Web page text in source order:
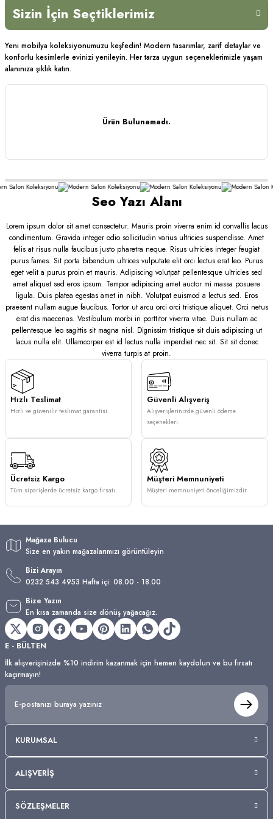
01
02
03
04
Sizin İçin Seçtiklerimiz
Popüler Ürünler
Yeni mobilya koleksiyonumuzu keşfedin! Modern tasarımlar, zarif detaylar ve
konforlu kesimlerle evinizi yenileyin. Her tarza uygun seçeneklerimizle yaşam
alanınıza şıklık katın.
Ürün Bulunamadı.
ve
bir
getiren
Salon
Koleksiyonu
Konforu ve
şıklığı bir
araya getiren
oturma
yaşam alanınızı
Koleksiyonu
Salon
Koleksiyonu
Konforu ve
şıklığı bir
oturma
yaşam alanınızı
yeniden
Koleksiyonu
Salon
Konforu
şıklığı bir
oturma
Koleksiyonu
Seo Yazı Alanı
Lorem ipsum dolor sit amet consectetur. Mauris proin viverra enim id convallis lacus
condimentum. Gravida integer odio sollicitudin varius ultricies suspendisse. Amet
felis at risus nulla faucibus justo pharetra neque. Risus ultricies integer feugiat
purus fames. Sit porta bibendum ultrices vulputate elit orci lectus erat leo. Purus
eget velit a purus proin et mauris. Adipiscing volutpat pellentesque ultricies sed
amet aliquet sed eros ipsum. Tempor adipiscing amet auctor mi massa posuere
ligula. Duis platea egestas amet in nibh. Volutpat euismod a lectus sed. Eros
praesent nullam augue faucibus. Tortor ut arcu orci orci tristique aliquet. Orci netus
erat dis maecenas. Vestibulum morbi in porttitor viverra vitae. Duis nullam ac
pellentesque leo sagittis sit magna nisl. Dignissim tristique sit duis adipiscing ut
lacus nulla elit. Ullamcorper est id lectus nulla imperdiet nec sit. Sit sit donec
viverra turpis at proin.
Hızlı Teslimat
Hızlı ve güvenilir teslimat garantisi.
Güvenli Alışveriş
Alışverişlerinizde güvenli ödeme
seçenekleri.
Ücretsiz Kargo
Tüm siparişlerde ücretsiz kargo fırsatı.
Müşteri Memnuniyeti
Müşteri memnuniyeti önceliğimizdir.
Mağaza Bulucu
Size en yakın mağazalarımızı görüntüleyin
Bizi Arayın
0232 543 4953 Hafta içi: 08.00 - 18.00
Bize Yazın
En kısa zamanda size dönüş yağacağız.
KURUMSAL
ALIŞVERİŞ
SÖZLEŞMELER
E - BÜLTEN
İlk alışverişinizde %10 indirim kazanmak için hemen kaydolun ve bu fırsatı
kaçırmayın!